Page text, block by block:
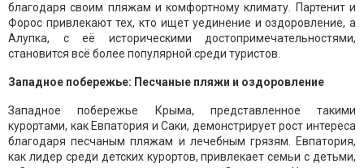
благодаря своим пляжам и комфортному климату. Партенит и
Форос привлекают тех, кто ищет уединение и оздоровление, а
Алупка, с её историческими достопримечательностями,
становится всё более популярной среди туристов.
Западное побережье: Песчаные пляжи и оздоровление
Западное побережье Крыма, представленное такими
курортами, как Евпатория и Саки, демонстрирует рост интереса
благодаря песчаным пляжам и лечебным грязям. Евпатория,
как лидер среди детских курортов, привлекает семьи с детьми,